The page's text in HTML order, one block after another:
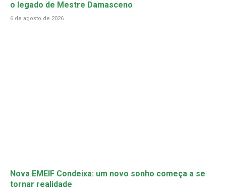
o legado de Mestre Damasceno
6 de agosto de 2026
Nova EMEIF Condeixa: um novo sonho começa a se
tornar realidade